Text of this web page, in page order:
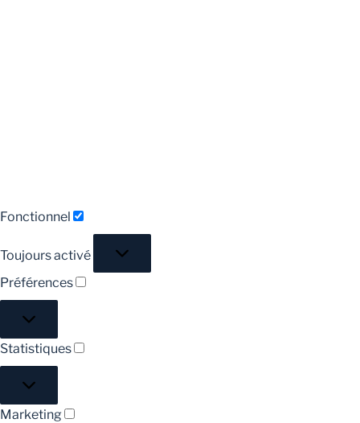
Fonctionnel
Toujours activé
Préférences
Statistiques
Marketing